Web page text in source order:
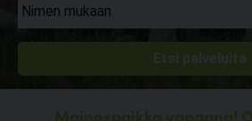
Mainospaikka vapaana!